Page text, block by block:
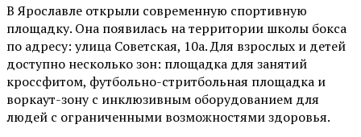
В Ярославле открыли современную спортивную
площадку. Она появилась на территории школы бокса
по адресу: улица Советская, 10а. Для взрослых и детей
доступно несколько зон: площадка для занятий
кроссфитом, футбольно-стритбольная площадка и
воркаут-зону с инклюзивным оборудованием для
людей с ограниченными возможностями здоровья.